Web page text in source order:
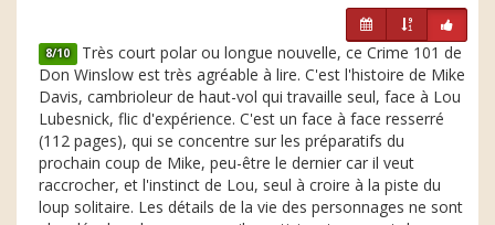
8/10 Très court polar ou longue nouvelle, ce Crime 101 de
Don Winslow est très agréable à lire. C'est l'histoire de Mike
Davis, cambrioleur de haut-vol qui travaille seul, face à Lou
Lubesnick, flic d'expérience. C'est un face à face resserré
(112 pages), qui se concentre sur les préparatifs du
prochain coup de Mike, peu-être le dernier car il veut
raccrocher, et l'instinct de Lou, seul à croire à la piste du
loup solitaire. Les détails de la vie des personnages ne sont